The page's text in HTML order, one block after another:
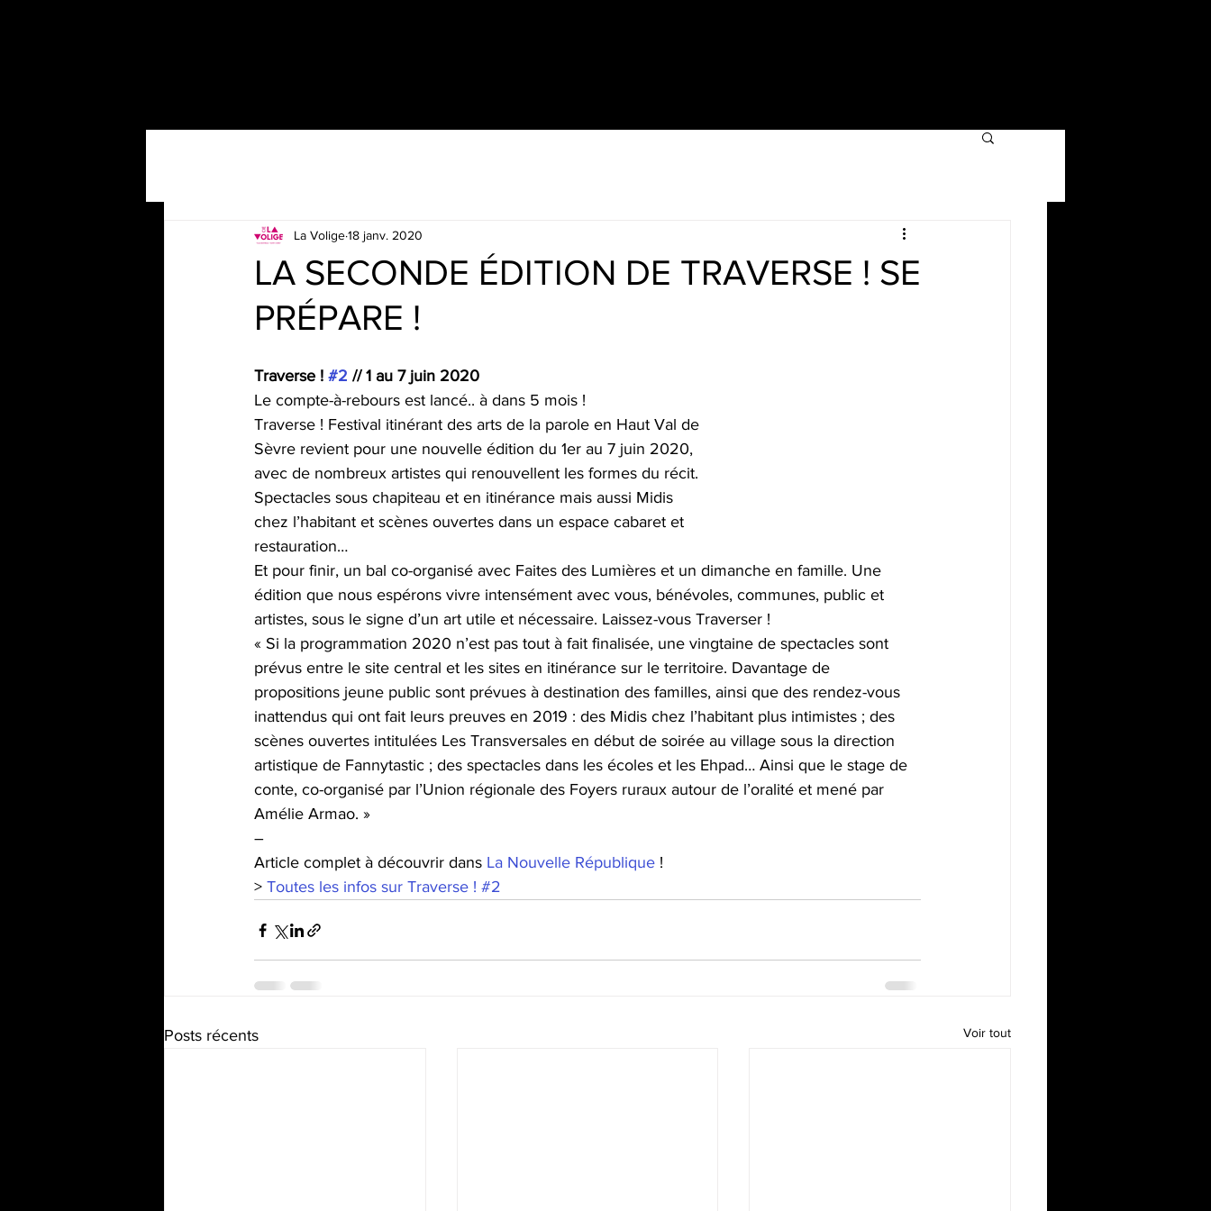
LA SECONDE ÉDITION DE TRAVERSE ! SE
PRÉPARE !
La Volige18 janv. 2020
Traverse ! #2 // 1 au 7 juin 2020
Le compte-à-rebours est lancé.. à dans 5 mois !
Traverse ! Festival itinérant des arts de la parole en Haut Val de
Sèvre revient pour une nouvelle édition du 1er au 7 juin 2020,
avec de nombreux artistes qui renouvellent les formes du récit.
Spectacles sous chapiteau et en itinérance mais aussi Midis
chez l’habitant et scènes ouvertes dans un espace cabaret et
restauration…
Et pour finir, un bal co-organisé avec Faites des Lumières et un dimanche en famille. Une
édition que nous espérons vivre intensément avec vous, bénévoles, communes, public et
artistes, sous le signe d’un art utile et nécessaire. Laissez-vous Traverser !
« Si la programmation 2020 n’est pas tout à fait finalisée, une vingtaine de spectacles sont
prévus entre le site central et les sites en itinérance sur le territoire. Davantage de
propositions jeune public sont prévues à destination des familles, ainsi que des rendez-vous
inattendus qui ont fait leurs preuves en 2019 : des Midis chez l’habitant plus intimistes ; des
scènes ouvertes intitulées Les Transversales en début de soirée au village sous la direction
artistique de Fannytastic ; des spectacles dans les écoles et les Ehpad… Ainsi que le stage de
conte, co-organisé par l’Union régionale des Foyers ruraux autour de l’oralité et mené par
Amélie Armao. »
–
Article complet à découvrir dans La Nouvelle République !
> Toutes les infos sur Traverse ! #2
Posts récents Voir tout